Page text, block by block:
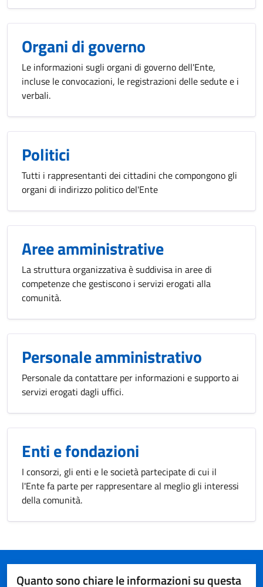
Organi di governo
Le informazioni sugli organi di governo dell'Ente,
incluse le convocazioni, le registrazioni delle sedute e i
verbali.
Politici
Tutti i rappresentanti dei cittadini che compongono gli
organi di indirizzo politico del'Ente
Aree amministrative
La struttura organizzativa è suddivisa in aree di
competenze che gestiscono i servizi erogati alla
comunità.
Personale amministrativo
Personale da contattare per informazioni e supporto ai
servizi erogati dagli uffici.
Enti e fondazioni
I consorzi, gli enti e le società partecipate di cui il
l'Ente fa parte per rappresentare al meglio gli interessi
della comunità.
Quanto sono chiare le informazioni su questa